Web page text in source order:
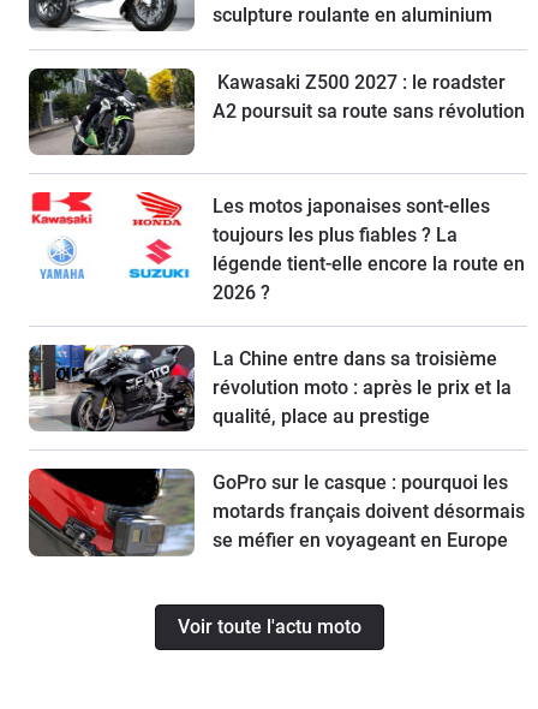
sculpture roulante en aluminium
Kawasaki Z500 2027 : le roadster
A2 poursuit sa route sans révolution
Les motos japonaises sont-elles
toujours les plus fiables ? La
légende tient-elle encore la route en
2026 ?
La Chine entre dans sa troisième
révolution moto : après le prix et la
qualité, place au prestige
GoPro sur le casque : pourquoi les
motards français doivent désormais
se méfier en voyageant en Europe
Voir toute l'actu moto